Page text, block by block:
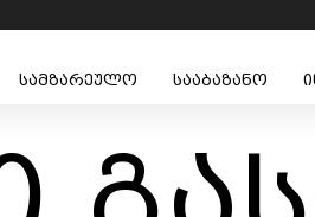
სამზარეულო სააბაზანო